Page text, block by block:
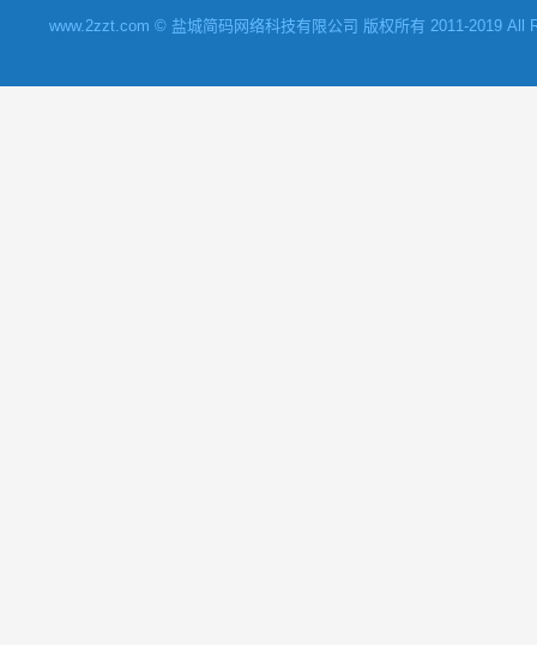
www.2zzt.com © 盐城简码网络科技有限公司 版权所有 2011-2019